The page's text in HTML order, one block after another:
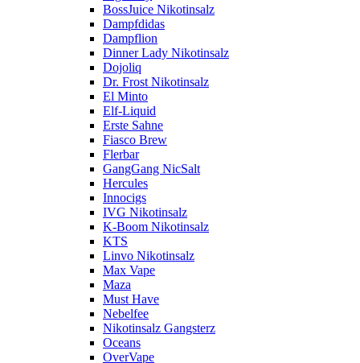
BossJuice Nikotinsalz
Dampfdidas
Dampflion
Dinner Lady Nikotinsalz
Dojoliq
Dr. Frost Nikotinsalz
El Minto
Elf-Liquid
Erste Sahne
Fiasco Brew
Flerbar
GangGang NicSalt
Hercules
Innocigs
IVG Nikotinsalz
K-Boom Nikotinsalz
KTS
Linvo Nikotinsalz
Max Vape
Maza
Must Have
Nebelfee
Nikotinsalz Gangsterz
Oceans
OverVape